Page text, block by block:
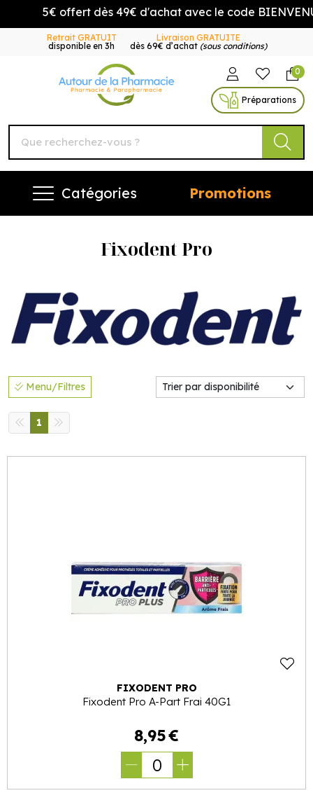
5€ offert dès 49€ d'achat avec le code BIENVENUE5
Retrait GRATUIT
disponible en 3h
Livraison GRATUITE
dès 69€ d’achat (sous conditions)
Autour de la Pharmacie
0
Préparations
Catégories Promotions
Fixodent Pro
Menu/Filtres
1
FIXODENT PRO
Fixodent Pro A-Part Frai 40G1
8,95€
0